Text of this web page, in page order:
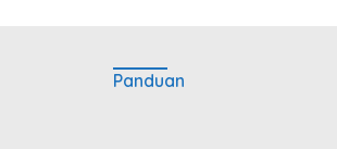
Panduan